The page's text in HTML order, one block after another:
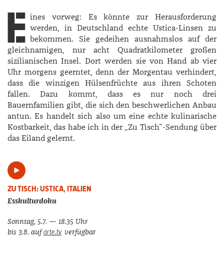
E ines vorweg: Es könnte zur Herausforderung
werden, in Deutschland echte Ustica-­Linsen zu
bekommen. Sie gedeihen ausnahmslos auf der
gleichnamigen, nur acht Quadratkilometer großen
sizilianischen Insel. Dort werden sie von Hand ab vier
Uhr morgens geerntet, denn der Morgentau verhindert,
dass die winzigen Hülsenfrüchte aus ihren Schoten
fallen. Dazu kommt, dass es nur noch drei
Bauernfamilien gibt, die sich den beschwerlichen Anbau
antun. Es handelt sich also um eine echte kulinarische
Kostbarkeit, das habe ich in der „Zu Tisch“-­Sendung über
das Eiland gelernt.
ZU TISCH: USTICA, ITALIEN
Esskulturdoku
Sonntag, 5.7. — 18.35 Uhr
bis 3.8. aufarte.tv verfügbar